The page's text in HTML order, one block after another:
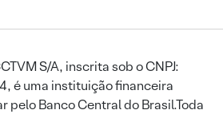
S/A, inscrita sob o CNPJ:
é uma instituição financeira
pelo Banco Central do Brasil.Toda